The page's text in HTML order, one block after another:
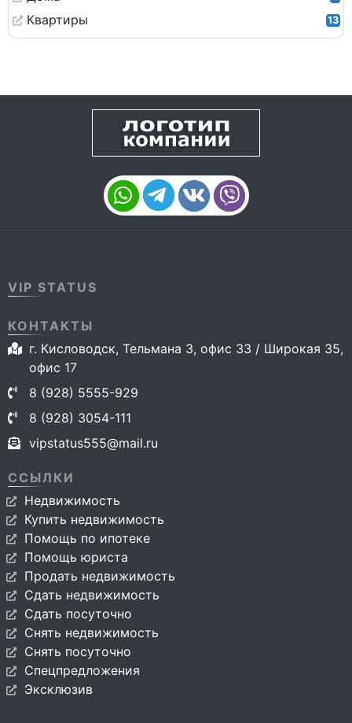
Квартиры 13
VIP STATUS
КОНТАКТЫ
г. Кисловодск, Тельмана 3, офис 33 / Широкая 35,
офис 17
8 (928) 5555-929
8 (928) 3054-111
vipstatus555@mail.ru
ССЫЛКИ
Недвижимость
Купить недвижимость
Помощь по ипотеке
Помощь юриста
Продать недвижимость
Сдать недвижимость
Сдать посуточно
Снять недвижимость
Снять посуточно
Спецпредложения
Эксклюзив